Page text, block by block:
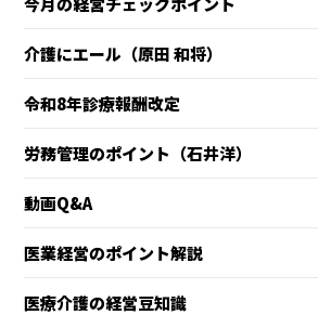
介護にエール（原田 和将）
令和8年診療報酬改定
労務管理のポイント（石井洋）
動画Q&A
医業経営のポイント解説
医療介護の経営豆知識